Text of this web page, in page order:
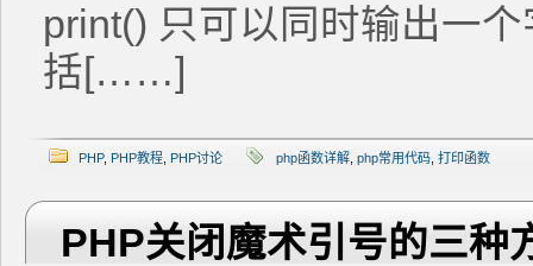
print() 只可以同时输出一
括[……]
PHP, PHP教程 PHP讨论 php函数详解 php常用代码 打印函数
PHP关闭魔术引号的三种